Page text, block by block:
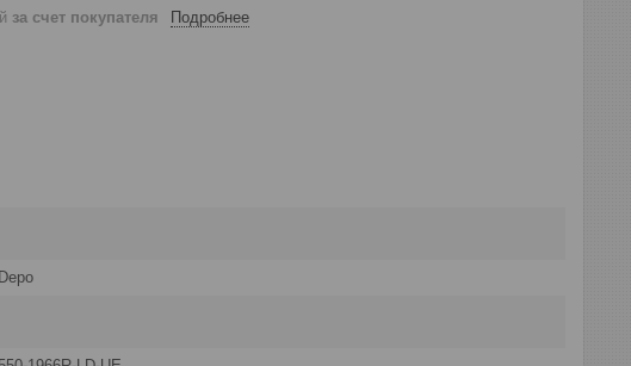
за счет покупателя Подробнее
Depo